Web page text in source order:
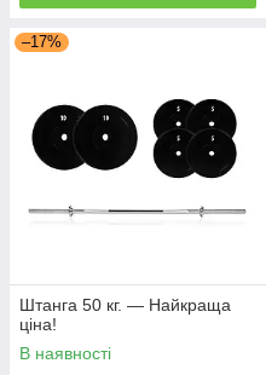
–17%
Штанга 50 кг. — Найкраща
ціна!
В наявності